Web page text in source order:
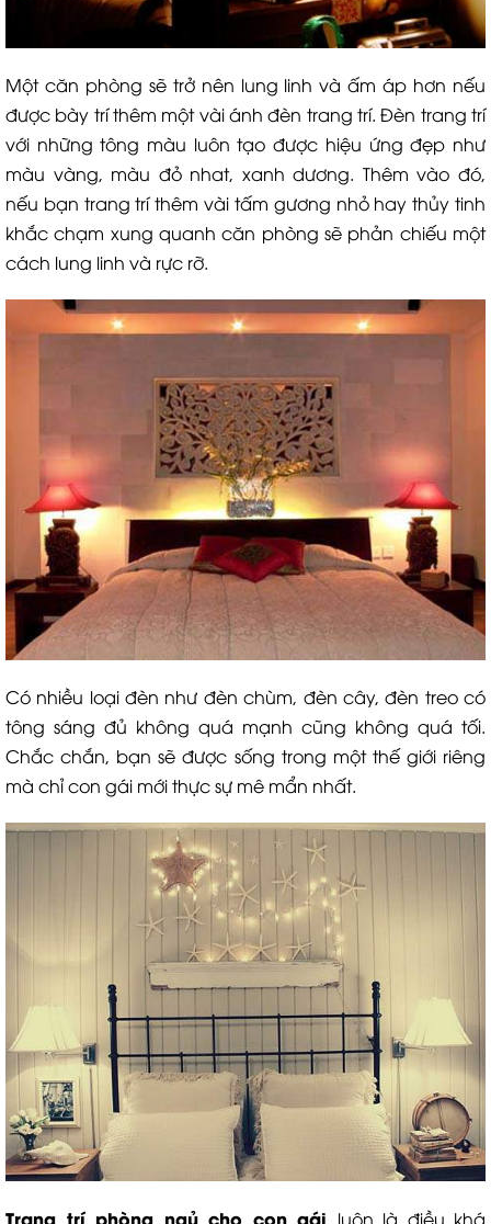
Một căn phòng sẽ trở nên lung linh và ấm áp hơn nếu
được bày trí thêm một vài ánh đèn trang trí. Đèn trang trí
với những tông màu luôn tạo được hiệu ứng đẹp như
màu vàng, màu đỏ nhat, xanh dương. Thêm vào đó,
nếu bạn trang trí thêm vài tấm gương nhỏ hay thủy tinh
khắc chạm xung quanh căn phòng sẽ phản chiếu một
cách lung linh và rực rỡ.
Có nhiều loại đèn như đèn chùm, đèn cây, đèn treo có
tông sáng đủ không quá mạnh cũng không quá tối.
Chắc chắn, bạn sẽ được sống trong một thế giới riêng
mà chỉ con gái mới thực sự mê mẩn nhất.
Trang trí phòng ngủ cho con gái luôn là điều khá